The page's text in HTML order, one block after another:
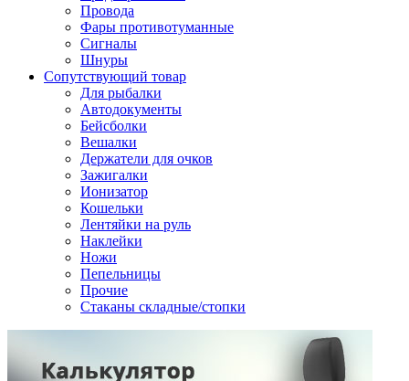
Провода
Фары противотуманные
Сигналы
Шнуры
Сопутствующий товар
Для рыбалки
Автодокументы
Бейсболки
Вешалки
Держатели для очков
Зажигалки
Ионизатор
Кошельки
Лентяйки на руль
Наклейки
Ножи
Пепельницы
Прочие
Стаканы складные/стопки